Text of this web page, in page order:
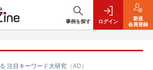
事例を探す ログイン
新規
会員登録
注目キーワード大研究 （AD）